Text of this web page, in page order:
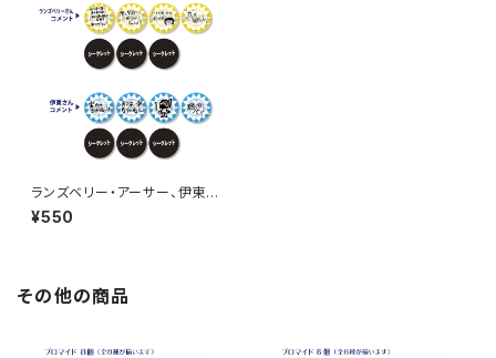
ランズベリー・アーサー、伊東健
人のLI-PLAY! 第5回 缶バッ
ジ ※ランダム販売
¥550
その他の商品